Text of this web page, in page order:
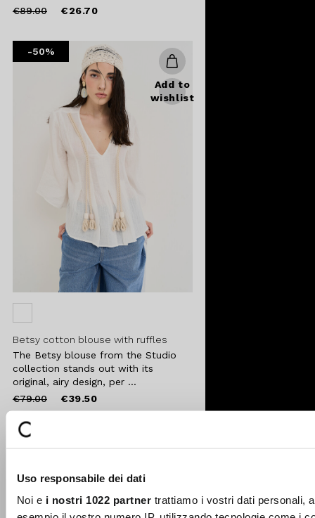
Uso responsabile dei dati
Noi e i nostri 1022 partnertrattiamo i vostri dati personali,
Price
€89.00to €26.70
-50%
Add to
wishlist
Betsy cotton blouse with ruffles
The Betsy blouse from the Studio
collection stands out with its
original, airy design, per ...
Price
reduced
from
€79.00to €39.50
-70%